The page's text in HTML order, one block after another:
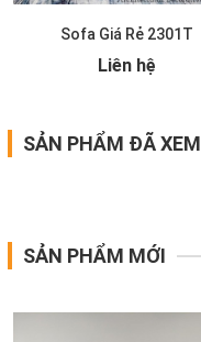
Sofa Giá Rẻ 2301T
Liên hệ
SẢN PHẨM ĐÃ XEM
SẢN PHẨM MỚI